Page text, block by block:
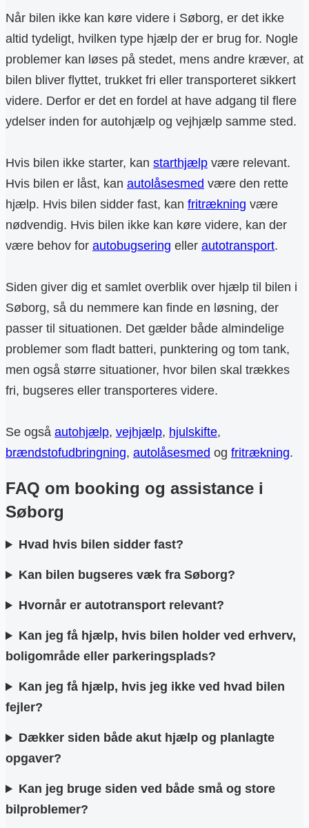
Når bilen ikke kan køre videre i Søborg, er det ikke
altid tydeligt, hvilken type hjælp der er brug for. Nogle
problemer kan løses på stedet, mens andre kræver, at
bilen bliver flyttet, trukket fri eller transporteret sikkert
videre. Derfor er det en fordel at have adgang til flere
ydelser inden for autohjælp og vejhjælp samme sted.
Hvis bilen ikke starter, kan starthjælp være relevant.
Hvis bilen er låst, kan autolåsesmed være den rette
hjælp. Hvis bilen sidder fast, kan fritrækning være
nødvendig. Hvis bilen ikke kan køre videre, kan der
være behov for autobugsering eller autotransport.
Siden giver dig et samlet overblik over hjælp til bilen i
Søborg, så du nemmere kan finde en løsning, der
passer til situationen. Det gælder både almindelige
problemer som fladt batteri, punktering og tom tank,
men også større situationer, hvor bilen skal trækkes
fri, bugseres eller transporteres videre.
Se også autohjælp, vejhjælp, hjulskifte,
brændstofudbringning, autolåsesmed og fritrækning.
FAQ om booking og assistance i
Søborg
Hvad hvis bilen sidder fast?
Kan bilen bugseres væk fra Søborg?
Hvornår er autotransport relevant?
Kan jeg få hjælp, hvis bilen holder ved erhverv,
boligområde eller parkeringsplads?
Kan jeg få hjælp, hvis jeg ikke ved hvad bilen
fejler?
Dækker siden både akut hjælp og planlagte
opgaver?
Kan jeg bruge siden ved både små og store
bilproblemer?